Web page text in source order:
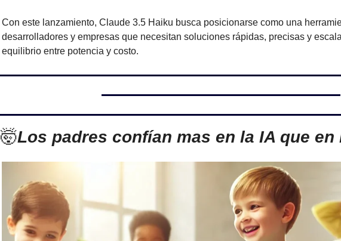
Con este lanzamiento, Claude 3.5 Haiku busca posicionarse como una
desarrolladores y empresas que necesitan soluciones rápidas, precisas y
equilibrio entre potencia y costo.
🤯Los padres confían mas en la IA que